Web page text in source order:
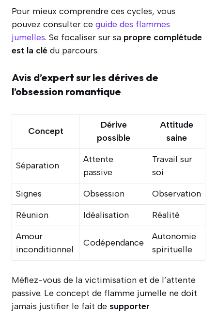
Pour mieux comprendre ces cycles, vous
pouvez consulter ce guide des flammes
jumelles. Se focaliser sur sa propre complétude
est la clé du parcours.
Avis d’expert sur les dérives de
l’obsession romantique
Concept
Dérive
possible
Attitude
saine
Séparation
Attente
passive
Travail sur
soi
Signes
Obsession
Observation
Réunion
Idéalisation
Réalité
Amour
inconditionnel
Codépendance
Autonomie
spirituelle
Méfiez-vous de la victimisation et de l’attente
passive. Le concept de flamme jumelle ne doit
jamais justifier le fait de supporter